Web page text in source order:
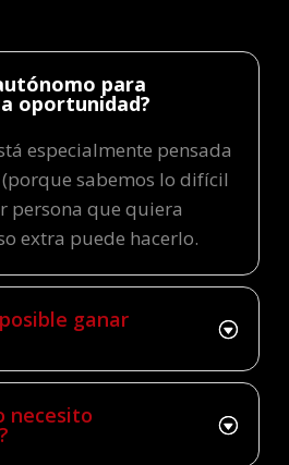
para
oportunidad?
especialmente pensada
sabemos lo difícil
persona que quiera
extra puede hacerlo.
ganar
necesito